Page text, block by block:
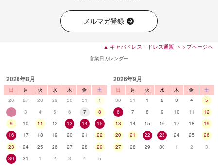
メルマガ登録
▲ キャバドレス・ドレス通販 トップページへ
営業日カレンダー
2026年8月
日 月 火 水 木 金
土
26
27 28 29 30 31
1
2
3 4 5 6 7
8
9
10 11 12 13 14
15
16
17 18 19 20 21
22
23
24 25 26 27 28
29
30
31 1 2 3 4 5
2026年9月
日 月 火 水 木 金
土
30
31 1 2 3 4
5
6
7 8 9 10 11
12
13
14 15 16 17 18
19
20
21 22 23 24 25
26
27
28 29 30 1 2 3